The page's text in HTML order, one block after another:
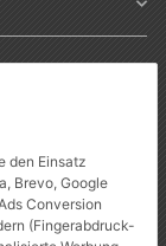
den Einsatz
Brevo, Google
Conversion
(Fingerabdruck-